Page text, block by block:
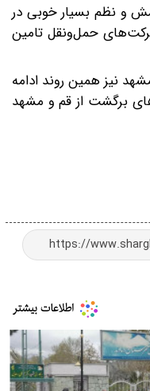
و نظم بسیار خوبی در
شرکت‌های حمل‌ونقل تامین
نیز همین روند ادامه
برگشت از قم و مشهد